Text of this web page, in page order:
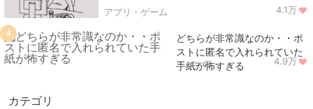
アプリ・ゲーム 4.1万
どちらが非常識なのか・・ポ
ストに匿名で入れられていた
手紙が怖すぎる
ニュース 4.9万
4
カテゴリ